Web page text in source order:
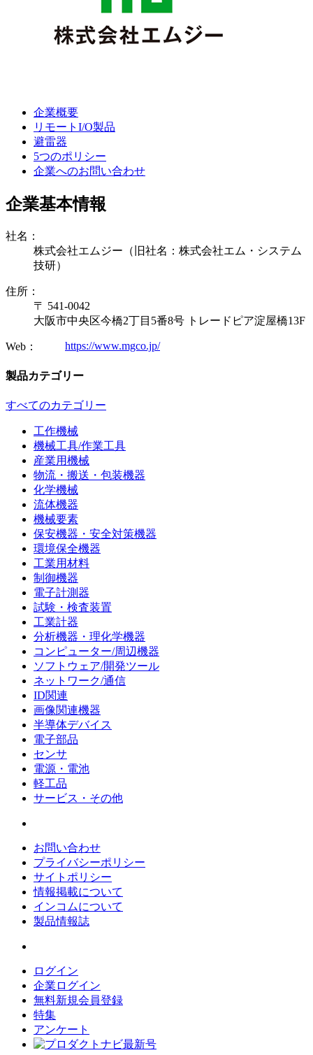
企業概要
リモートI/O製品
避雷器
5つのポリシー
企業へのお問い合わせ
企業基本情報
社名：
株式会社エムジー（旧社名：株式会社エム・システム
技研）
住所：
〒 541-0042
大阪市中央区今橋2丁目5番8号 トレードピア淀屋橋13F
Web： https://www.mgco.jp/
製品カテゴリー
すべてのカテゴリー
工作機械
機械工具/作業工具
産業用機械
物流・搬送・包装機器
化学機械
流体機器
機械要素
保安機器・安全対策機器
環境保全機器
工業用材料
制御機器
電子計測器
試験・検査装置
工業計器
分析機器・理化学機器
コンピューター/周辺機器
ソフトウェア/開発ツール
ネットワーク/通信
ID関連
画像関連機器
半導体デバイス
電子部品
センサ
電源・電池
軽工品
サービス・その他
お問い合わせ
プライバシーポリシー
サイトポリシー
情報掲載について
インコムについて
製品情報誌
ログイン
企業ログイン
無料新規会員登録
特集
アンケート